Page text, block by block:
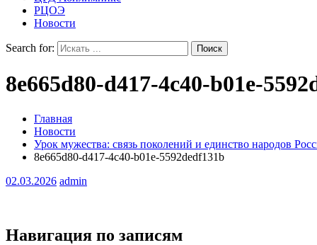
РЦОЭ
Новости
Search for:
8e665d80-d417-4c40-b01e-
Главная
Новости
Урок мужества: связь поколений и единство народов
8e665d80-d417-4c40-b01e-5592dedf131b
02.03.2026 admin
Навигация по записям